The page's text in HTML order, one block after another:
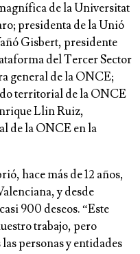
de la Universitat
presidenta de la Unió
Gisbert, presidente
del Tercer Sector
general de la ONCE;
territorial de la ONCE
Llin Ruiz,
de la ONCE en la
hace más de 12 años,
y desde
900 deseos. “Este
trabajo, pero
personas y entidades